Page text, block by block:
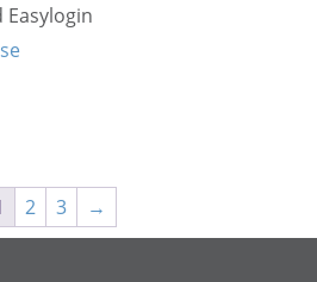
Easylogin
2 3 →